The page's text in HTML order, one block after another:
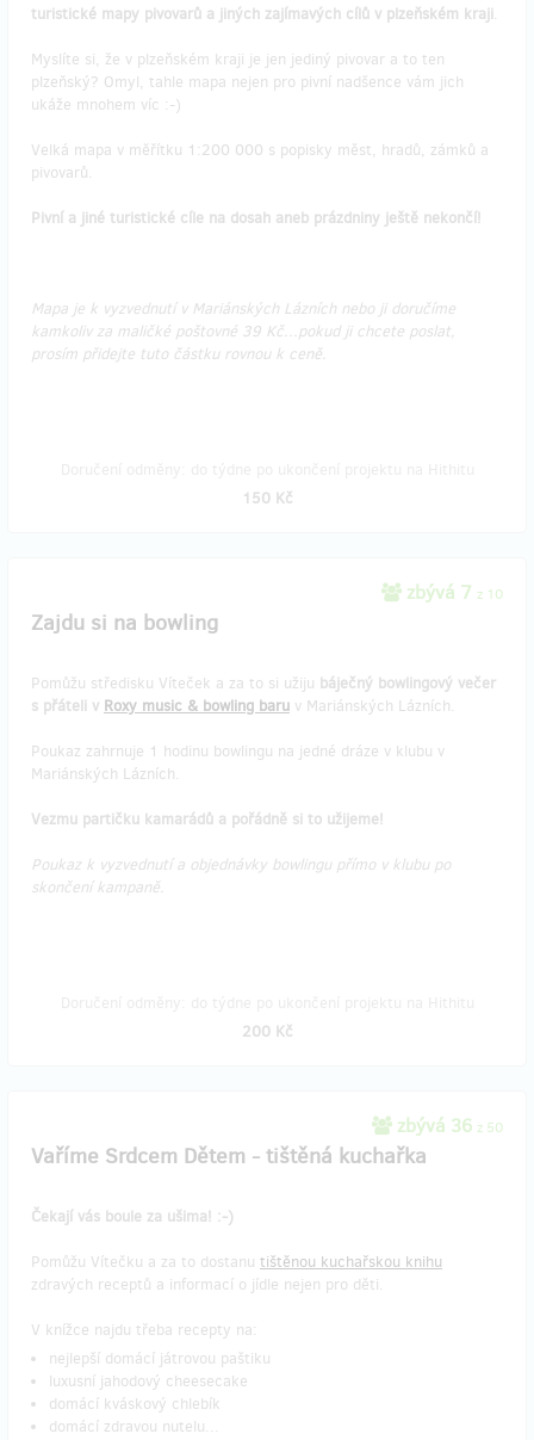
turistické mapy pivovarů a jiných zajímavých cílů v plzeňském kraji.
Myslíte si, že v plzeňském kraji je jen jediný pivovar a to ten
plzeňský? Omyl, tahle mapa nejen pro pivní nadšence vám jich
ukáže mnohem víc :-)
Velká mapa v měřítku 1:200 000 s popisky měst, hradů, zámků a
pivovarů.
Pivní a jiné turistické cíle na dosah aneb prázdniny ještě nekončí!
Mapa je k vyzvednutí v Mariánských Lázních nebo ji doručíme
kamkoliv za maličké poštovné 39 Kč...pokud ji chcete poslat,
prosím přidejte tuto částku rovnou k ceně.
150 Kč
zbývá 7 z 10
Zajdu si na bowling
Pomůžu středisku Víteček a za to si užiju báječný bowlingový večer
s přáteli v Roxy music & bowling baru v Mariánských Lázních.
Poukaz zahrnuje 1 hodinu bowlingu na jedné dráze v klubu v
Mariánských Lázních.
Vezmu partičku kamarádů a pořádně si to užijeme!
Poukaz k vyzvednutí a objednávky bowlingu přímo v klubu po
skončení kampaně.
200 Kč
zbývá 36 z 50
Vaříme Srdcem Dětem - tištěná kuchařka
Čekají vás boule za ušima! :-)
Pomůžu Vítečku a za to dostanu tištěnou kuchařskou knihu
zdravých receptů a informací o jídle nejen pro děti.
V knížce najdu třeba recepty na:
nejlepší domácí játrovou paštiku
luxusní jahodový cheesecake
domácí kváskový chlebík
domácí zdravou nutelu...